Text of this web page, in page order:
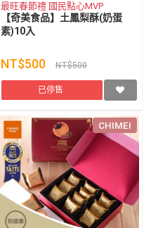
最旺春節禮 國民點心MVP
【奇美食品】土鳳梨酥(奶蛋
素)10入
NT$500 NT$500
已停售
CHIMEI